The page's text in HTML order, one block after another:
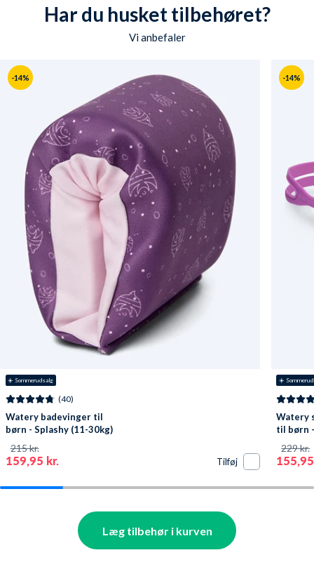
Har du husket tilbehøret?
Vi anbefaler
-14%
☀️ Sommerudsalg
(40)
Watery badevinger til
børn - Splashy (11-30kg)
159,95 kr.
215 kr.
Tilføj
-14%
☀️
Watery
til børn
229 kr.
Læg tilbehør i kurven